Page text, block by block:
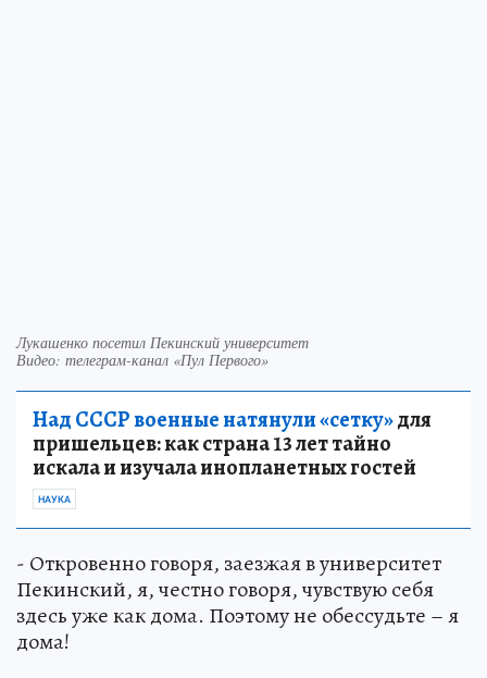
Лукашенко посетил Пекинский университет
Видео: телеграм-канал «Пул Первого»
Над СССР военные натянули «сетку»для
пришельцев: как страна 13 лет тайно
искала и изучала инопланетных гостей
НАУКА
- Откровенно говоря, заезжая в университет
Пекинский, я, честно говоря, чувствую себя
здесь уже как дома. Поэтому не обессудьте – я
дома!